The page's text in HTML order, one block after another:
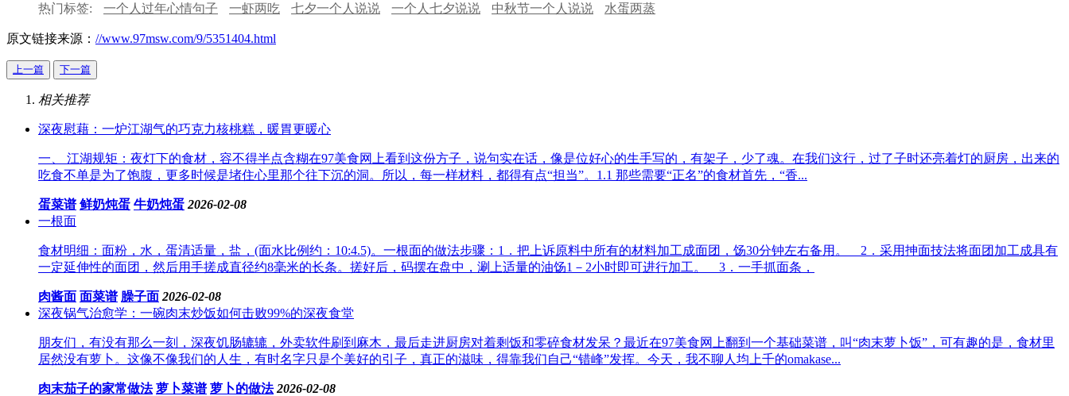
热门标签: 一个人过年心情句子 一虾两吃 七夕一个人说说 一个人七夕说说 中秋节一个人说说 水蛋两蒸
原文链接来源： //www.97msw.com/9/5351404.html
上一篇 下一篇
相关推荐
深夜慰藉：一炉江湖气的巧克力核桃糕，暖胃更暖心
一、 江湖规矩：夜灯下的食材，容不得半点含糊在97美食网上看到这份方子，说句实在话，像是位好心的生手写的，有架子，少了魂。在我们这行，过了子时还亮着灯的厨房，出来的
吃食不单是为了饱腹，更多时候是堵住心里那个往下沉的洞。所以，每一样材料，都得有点“担当”。1.1 那些需要“正名”的食材首先，“香...
蛋菜谱 鲜奶炖蛋 牛奶炖蛋 2026-02-08
一根面
食材明细：面粉，水，蛋清适量，盐，(面水比例约：10:4.5)。一根面的做法步骤：1．把上诉原料中所有的材料加工成面团，饧30分钟左右备用。 2．采用抻面技法将面团加工成具有
一定延伸性的面团，然后用手搓成直径约8毫米的长条。搓好后，码摆在盘中，涮上适量的油饧1－2小时即可进行加工。 3．一手抓面条，
肉酱面 面菜谱 臊子面 2026-02-08
深夜锅气治愈学：一碗肉末炒饭如何击败99%的深夜食堂
朋友们，有没有那么一刻，深夜饥肠辘辘，外卖软件刷到麻木，最后走进厨房对着剩饭和零碎食材发呆？最近在97美食网上翻到一个基础菜谱，叫“肉末萝卜饭”，可有趣的是，食材里
居然没有萝卜。这像不像我们的人生，有时名字只是个美好的引子，真正的滋味，得靠我们自己“错峰”发挥。今天，我不聊人均上千的omakase...
肉末茄子的家常做法 萝卜菜谱 萝卜的做法 2026-02-08